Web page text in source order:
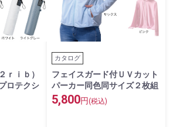
ｒｉｂ）
ロテクシ
カタログ
フェイスガード付ＵＶカット
パーカー同色同サイズ２枚組
5,800円 (税込)